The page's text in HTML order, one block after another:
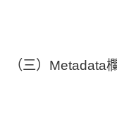
（三）Metadata